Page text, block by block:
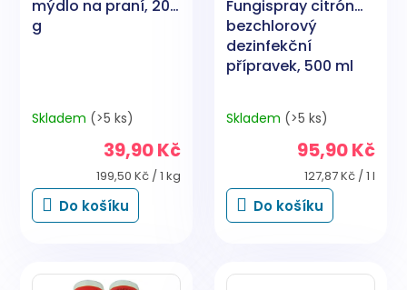
mýdlo na praní, 200
g
Skladem (>5 ks)
39,90 Kč
Měrná
cena:
199,50 Kč / 1 kg
Do košíku
Fungispray citrón
bezchlorový
dezinfekční
přípravek, 500 ml
Skladem (>5 ks)
95,90 Kč
Měrná
cena:
127,87 Kč / 1 l
Do košíku